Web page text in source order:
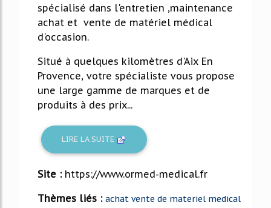
spécialisé dans l'entretien ,maintenance
achat et vente de matériel médical
d'occasion.
Situé à quelques kilomètres d'Aix En
Provence, votre spécialiste vous propose
une large gamme de marques et de
produits à des prix...
LIRE LA SUITE
Site : https://www.ormed-medical.fr
Thèmes liés : achat vente de materiel medical